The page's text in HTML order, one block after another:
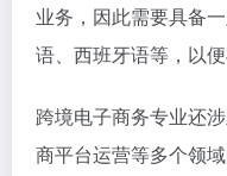
业务，因此需要具备
语、西班牙语等，以
跨境电子商务专业还
商平台运营等多个领